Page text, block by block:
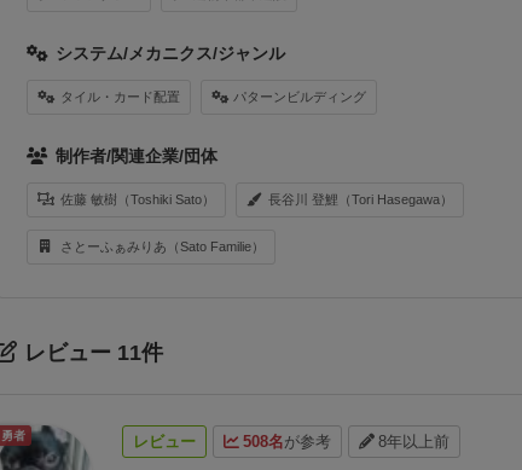
システム/メカニクス/ジャンル
タイル・カード配置 パターンビルディング
制作者/関連企業/団体
佐藤 敏樹（Toshiki Sato） 長谷川 登鯉（Tori Hasegawa）
さとーふぁみりあ（Sato Familie）
レビュー 11件
レビュー 508名が参考 8年以上前
勇者